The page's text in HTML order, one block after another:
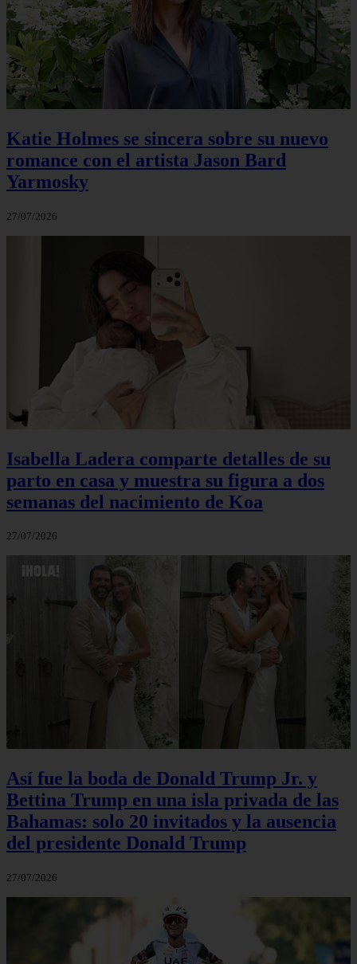
Katie Holmes se sincera sobre su nuevo
romance con el artista Jason Bard
Yarmosky
27/07/2026
Isabella Ladera comparte detalles de su
parto en casa y muestra su figura a dos
semanas del nacimiento de Koa
27/07/2026
Así fue la boda de Donald Trump Jr. y
Bettina Trump en una isla privada de las
Bahamas: solo 20 invitados y la ausencia
del presidente Donald Trump
27/07/2026